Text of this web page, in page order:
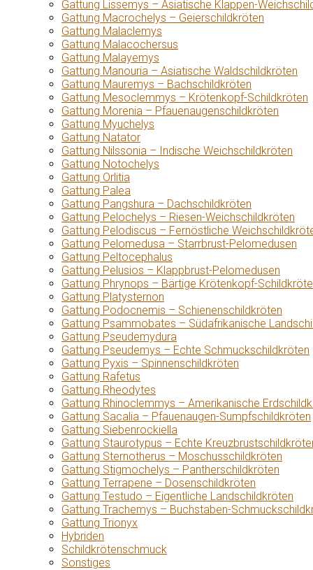
Gattung Lissemys – Asiatische Klappen-
Gattung Macrochelys – Geierschildkröten
Gattung Malaclemys
Gattung Malacochersus
Gattung Malayemys
Gattung Manouria – Asiatische Waldschildkröten
Gattung Mauremys – Bachschildkröten
Gattung Mesoclemmys – Krötenkopf-Schildkröten
Gattung Morenia – Pfauenaugenschildkröten
Gattung Myuchelys
Gattung Natator
Gattung Nilssonia – Indische Weichschildkröten
Gattung Notochelys
Gattung Orlitia
Gattung Palea
Gattung Pangshura – Dachschildkröten
Gattung Pelochelys – Riesen-Weichschildkröten
Gattung Pelodiscus – Fernöstliche
Gattung Pelomedusa – Starrbrust-Pelomedusen
Gattung Peltocephalus
Gattung Pelusios – Klappbrust-Pelomedusen
Gattung Phrynops – Bärtige Krötenkopf-
Gattung Platysternon
Gattung Podocnemis – Schienenschildkröten
Gattung Psammobates – Südafrikanische
Gattung Pseudemydura
Gattung Pseudemys – Echte Schmuckschildkröten
Gattung Pyxis – Spinnenschildkröten
Gattung Rafetus
Gattung Rheodytes
Gattung Rhinoclemmys – Amerikanische
Gattung Sacalia – Pfauenaugen-Sumpfschildkröten
Gattung Siebenrockiella
Gattung Staurotypus – Echte
Gattung Sternotherus – Moschusschildkröten
Gattung Stigmochelys – Pantherschildkröten
Gattung Terrapene – Dosenschildkröten
Gattung Testudo – Eigentliche Landschildkröten
Gattung Trachemys – Buchstaben-
Gattung Trionyx
Hybriden
Schildkrötenschmuck
Sonstiges